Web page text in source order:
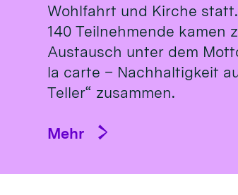
Wohlfahrt und Kirche
140 Teilnehmende kamen
Austausch unter dem
la carte – Nachhaltigkeit
Teller“ zusammen.
Mehr